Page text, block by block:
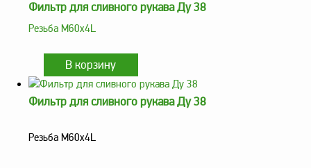
Гарантия
Фильтр для сливного рукава Ду 38
Резьба М60х4L
Фильтр для сливного рукава Ду 38
Резьба М60х4L